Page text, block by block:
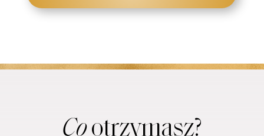
Cootrzymasz?